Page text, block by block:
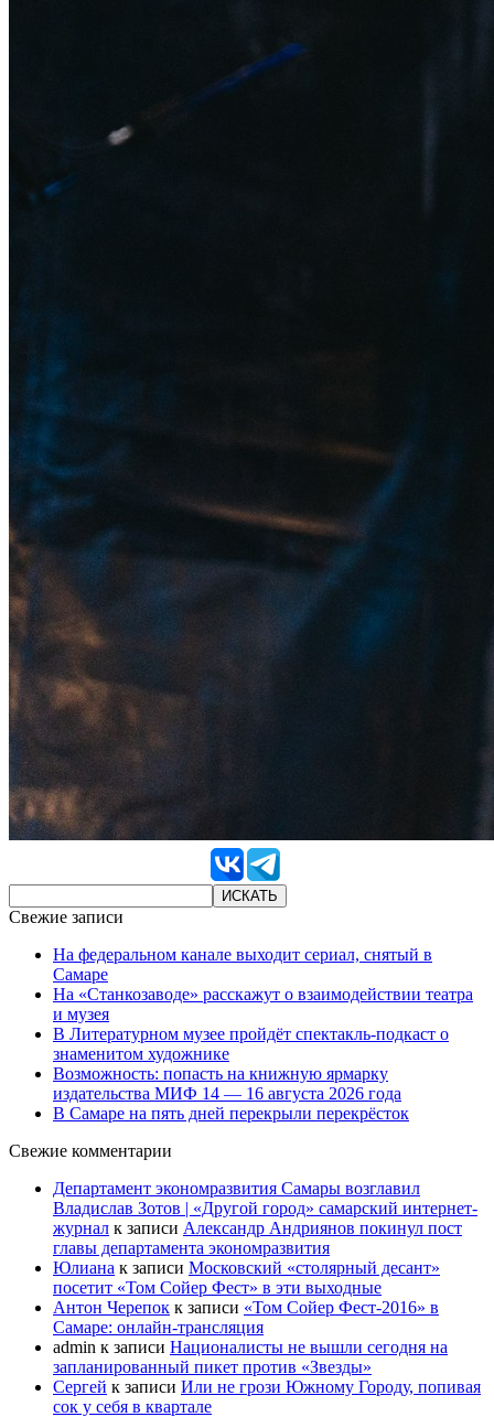
Свежие записи
На федеральном канале выходит сериал, снятый в
Самаре
На «Станкозаводе» расскажут о взаимодействии театра
и музея
В Литературном музее пройдёт спектакль-подкаст о
знаменитом художнике
Возможность: попасть на книжную ярмарку
издательства МИФ 14 — 16 августа 2026 года
В Самаре на пять дней перекрыли перекрёсток
Свежие комментарии
Департамент экономразвития Самары возглавил
Владислав Зотов | «Другой город» самарский интернет-
журнал к записи Александр Андриянов покинул пост
главы департамента экономразвития
Юлиана к записи Московский «столярный десант»
посетит «Том Сойер Фест» в эти выходные
Антон Черепок к записи «Том Сойер Фест-2016» в
Самаре: онлайн-трансляция
admin к записи Националисты не вышли сегодня на
запланированный пикет против «Звезды»
Сергей к записи Или не грози Южному Городу, попивая
сок у себя в квартале